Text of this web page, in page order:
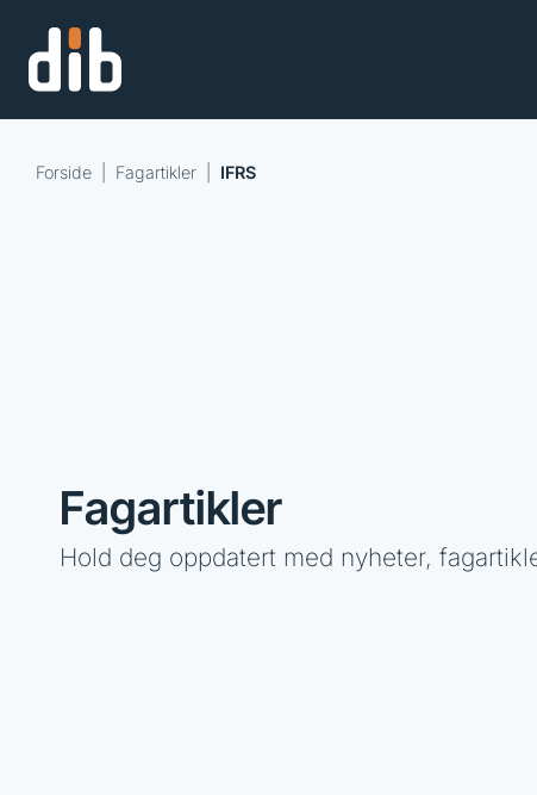
Forside Fagartikler IFRS
Fagartikler
Hold deg oppdatert med nyheter,